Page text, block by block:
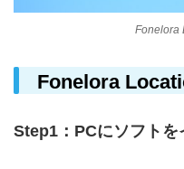
Fonelora
Fonelora
Step1：PCにソフトを